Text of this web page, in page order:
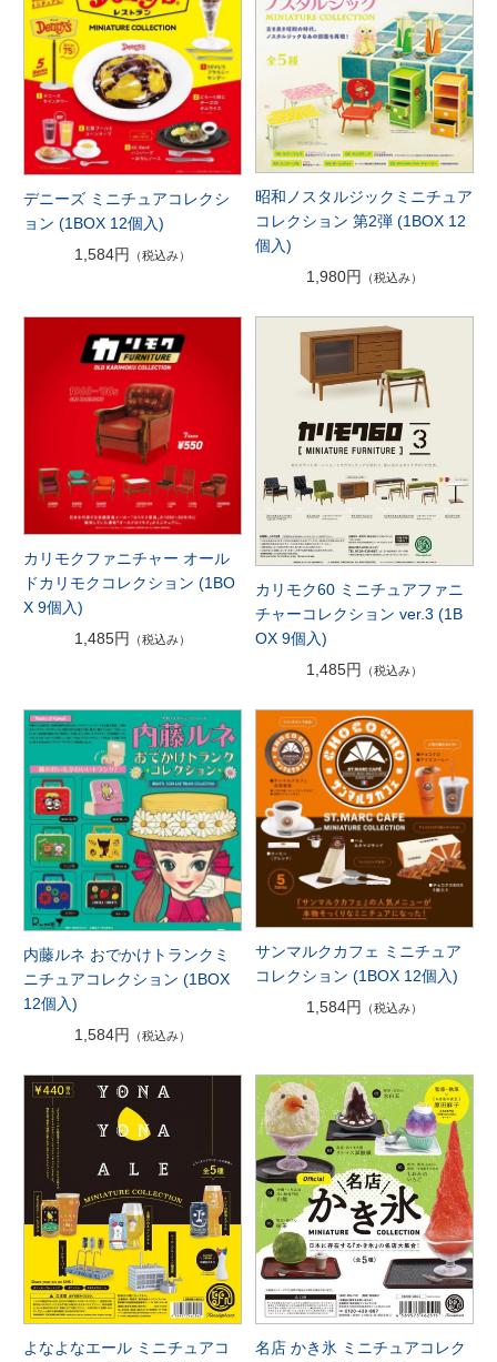
デニーズ ミニチュアコレクシ
ョン (1BOX 12個入)
1,584円
（税込み）
昭和ノスタルジックミニチュア
コレクション 第2弾 (1BOX 12
個入)
1,980円
（税込み）
カリモクファニチャー オール
ドカリモクコレクション (1BO
X 9個入)
1,485円
（税込み）
カリモク60 ミニチュアファニ
チャーコレクション ver.3 (1B
OX 9個入)
1,485円
（税込み）
内藤ルネ おでかけトランクミ
ニチュアコレクション (1BOX
12個入)
1,584円 （税込み）
サンマルクカフェ ミニチュア
コレクション (1BOX 12個入)
1,584円
（税込み）
よなよなエール ミニチュアコ
名店 かき氷 ミニチュアコレク